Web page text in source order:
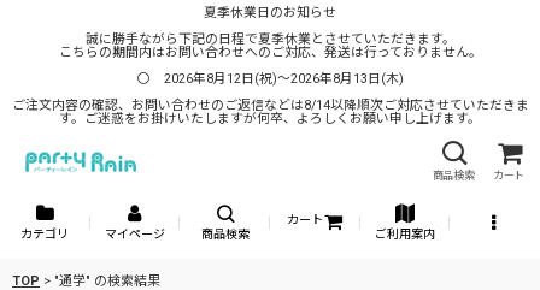
夏季休業日のお知らせ
誠に勝手ながら下記の日程で夏季休業とさせていただきます。
こちらの期間内はお問い合わせへのご対応、発送は行っておりません。
〇 2026年8月12日(祝)～2026年8月13日(木)
ご注文内容の確認、お問い合わせのご返信などは8/14以降順次ご対応させていただきま
す。ご迷惑をお掛けいたしますが何卒、よろしくお願い申し上げます。
商品検索 カート
カテゴリ マイページ 商品検索
カート
ご利用案内
TOP > "通学" の検索結果